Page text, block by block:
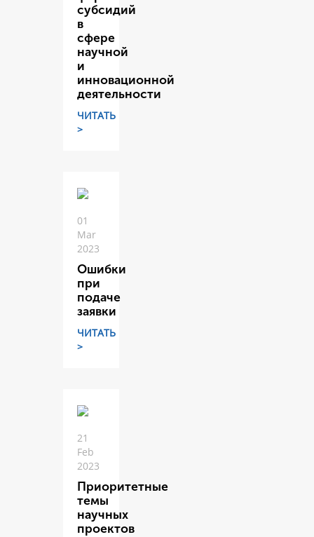
субсидий
в
сфере
научной
и
инновационной
деятельности
ЧИТАТЬ
>
01
Mar
2023
Ошибки
при
подаче
заявки
ЧИТАТЬ
>
21
Feb
2023
Приоритетные
темы
научных
проектов